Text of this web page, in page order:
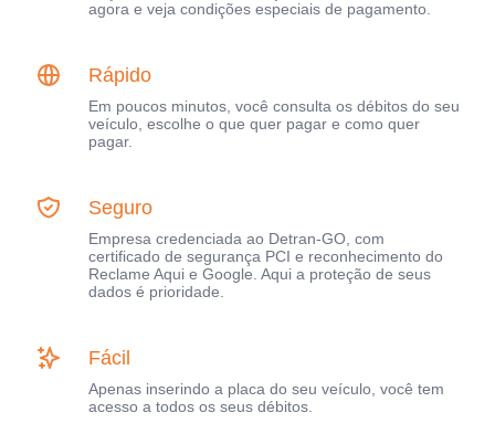
agora e veja condições especiais de pagamento.
Rápido
Em poucos minutos, você consulta os débitos do seu
veículo, escolhe o que quer pagar e como quer
pagar.
Seguro
Empresa credenciada ao Detran-GO, com
certificado de segurança PCI e reconhecimento do
Reclame Aqui e Google. Aqui a proteção de seus
dados é prioridade.
Fácil
Apenas inserindo a placa do seu veículo, você tem
acesso a todos os seus débitos.